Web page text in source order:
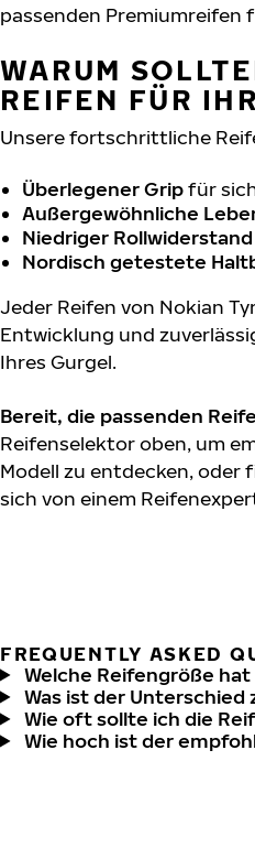
passenden Premiumreifen
WARUM
REIFEN FÜR
Unsere fortschrittliche
Überlegener Gripfür
Außergewöhnliche
Niedriger Rollwiderstand
Nordisch getestete
Jeder Reifen von Nokian
Entwicklung und
Ihres Gurgel.
Bereit, die passenden
Reifenselektor oben, um
Modell zu entdecken, oder
sich von einem
FREQUENTLY ASKED
Welche Reifengröße
Was ist der
Wie oft sollte ich die
Wie hoch ist der